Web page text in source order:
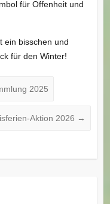
für Offenheit und
ein bisschen und
für den Winter!
2025
Aktion 2026 →